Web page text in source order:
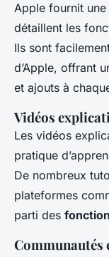
Apple fournit
détaillent les
Ils sont
d’Apple, offrant
et ajouts à
Vidéos
Les vidéos
pratique
De nombreux
plateformes
parti des
Communautés